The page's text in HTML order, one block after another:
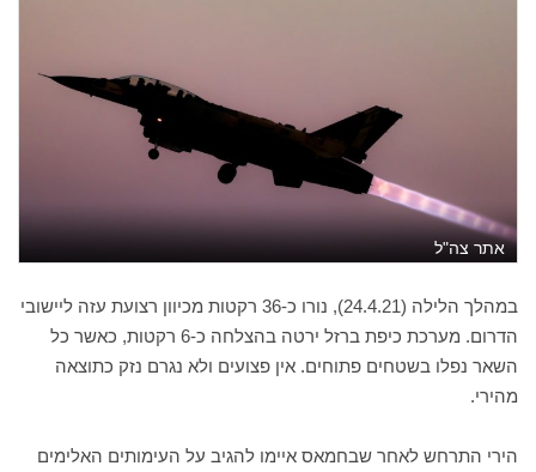
אתר צה"ל
במהלך הלילה (24.4.21), נורו כ-36 רקטות מכיוון רצועת עזה ליישובי
הדרום. מערכת כיפת ברזל ירטה בהצלחה כ-6 רקטות, כאשר כל
השאר נפלו בשטחים פתוחים. אין פצועים ולא נגרם נזק כתוצאה
מהירי.
הירי התרחש לאחר שבחמאס איימו להגיב על העימותים האלימים